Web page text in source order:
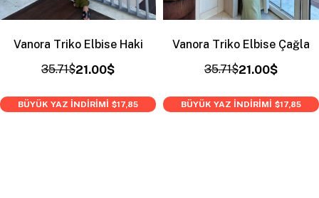
Vanora Triko Elbise Haki
21.00$
35.71$
BÜYÜK YAZ İNDİRİMİ $17,85
Vanora Triko Elbise Çağla
21.00$
35.71$
BÜYÜK YAZ İNDİRİMİ $17,85